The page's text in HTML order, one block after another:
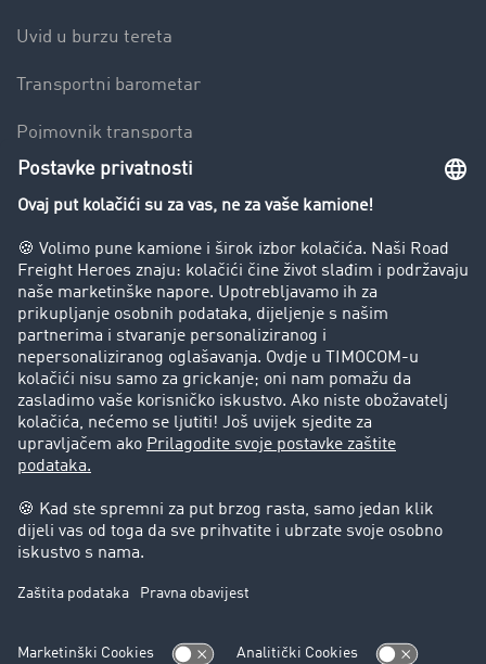
Uvid u burzu tereta
Transportni barometar
Pojmovnik transporta
Zabrana vožnje za kamione
Poduzeće
Priče o uspjehu
Stranke preporučuju stranku
Pravna pitanja
Impresum
Zaštita podataka
Kolačić-Postavke
Podrška